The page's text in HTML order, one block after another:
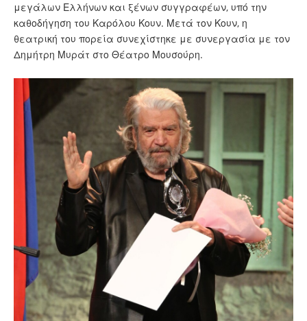
μεγάλων Ελλήνων και ξένων συγγραφέων, υπό την
καθοδήγηση του Καρόλου Κουν. Μετά τον Κουν, η
θεατρική του πορεία συνεχίστηκε με συνεργασία με τον
Δημήτρη Μυράτ στο Θέατρο Μουσούρη.